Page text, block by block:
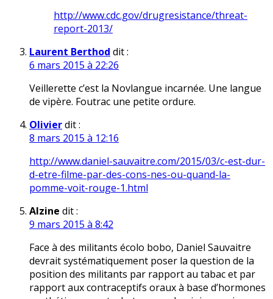
http://www.cdc.gov/drugresistance/threat-
report-2013/
Laurent Berthod dit :
6 mars 2015 à 22:26
Veillerette c’est la Novlangue incarnée. Une langue
de vipère. Foutrac une petite ordure.
Olivierdit :
8 mars 2015 à 12:16
http://www.daniel-sauvaitre.com/2015/03/c-est-dur-
d-etre-filme-par-des-cons-nes-ou-quand-la-
pomme-voit-rouge-1.html
Alzine dit :
9 mars 2015 à 8:42
Face à des militants écolo bobo, Daniel Sauvaitre
devrait systématiquement poser la question de la
position des militants par rapport au tabac et par
rapport aux contraceptifs oraux à base d’hormones